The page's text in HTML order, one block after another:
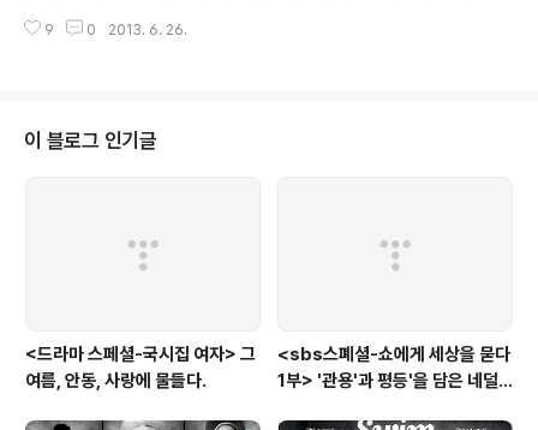
는 스튜디오를 보여줌으로써, 아직도 얼마나 두 사람이 서로에 대해 껄끄러워하
게 포장되었다. 에서 밝혔듯이 이효리는 예능을 순회 중이지만, 그녀와 껄끄러
운 누군가가 출연하는 방송은 피하고 있다고 했다. 에서 그녀가 말한 그 방송은,
9 0 2013. 6. 26.
이 블로그 인기글
<드라마 스페셜-국시집 여자> 그
여름, 안동, 사랑에 물들다.
<sbs스폐셜-쇼에게 세상을 묻다
1부> '관용'과 평등'을 담은 네덜